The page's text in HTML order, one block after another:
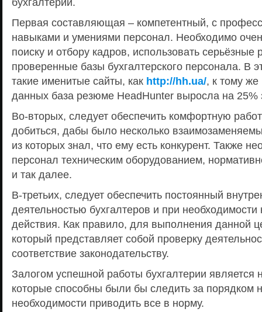
Первая составляющая – компетентный, с
навыками и умениями персонал. Необходимо
поиску и отбору кадров, использовать серьёзные
проверенные базы бухгалтерского персонала. В
такие именитые сайты, как http://hh.ua/, к тому
данных база резюме HeadHunter выросла на 25%
Во-вторых, следует обеспечить комфортную
добиться, дабы было несколько
из которых знал, что ему есть конкурент. Также
персонал техническим оборудованием,
и так далее.
В-третьих, следует обеспечить постоянный
деятельностью бухгалтеров и при необходимости
действия. Как правило, для выполнения данной
который представляет собой проверку
соответствие законодательству.
Залогом успешной работы бухгалтерии является
которые способны были бы следить за порядком
необходимости приводить все в норму.